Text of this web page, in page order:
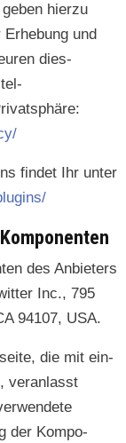
hierzu
und
dies­
find­et Ihr unter
des Anbi­eters
Inc., 795
94107, USA.
die mit ein­
ver­an­lasst
der Kom­po­